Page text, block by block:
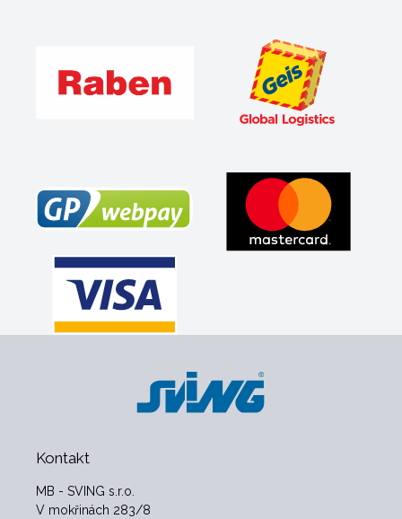
Kontakt
MB - SVING s.r.o.
V mokřinách 283/8